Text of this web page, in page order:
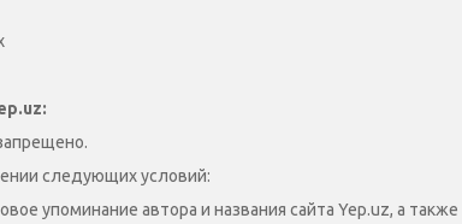
следующих условий:
упоминание автора и названия сайта Yep.uz, а также